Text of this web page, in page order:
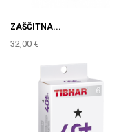
ZAŠČITNA...
32,00 €